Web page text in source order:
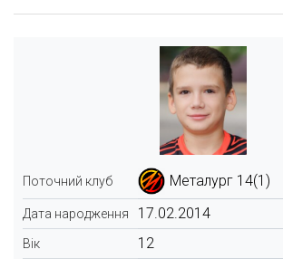
Поточний клуб Металург 14(1)
Дата народження 17.02.2014
Вік 12